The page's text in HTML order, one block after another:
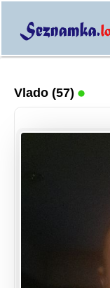
Vlado (57)